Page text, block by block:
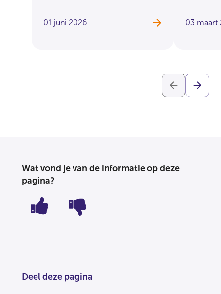
01 juni 2026 03 maart
Wat vond je van de informatie op deze
pagina?
Deel deze pagina